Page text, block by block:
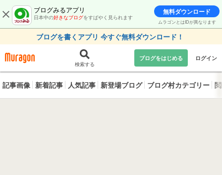
ブログみるアプリ
日本中の好きなブログをすばやく見られます
無料ダウンロード
ムラゴンとはIDが異なります
ブログを書くアプリ 今すぐ無料ダウンロード！
検索する
ブログをはじめる ログイン
記事画像 新着記事 人気記事 新登場ブログ ブログ村カテゴリー